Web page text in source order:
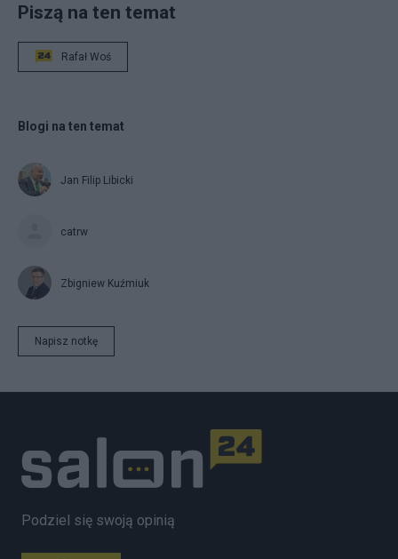
Piszą na ten temat
Rafał Woś
Blogi na ten temat
Jan Filip Libicki
catrw
Zbigniew Kuźmiuk
Napisz notkę
Podziel się swoją opinią